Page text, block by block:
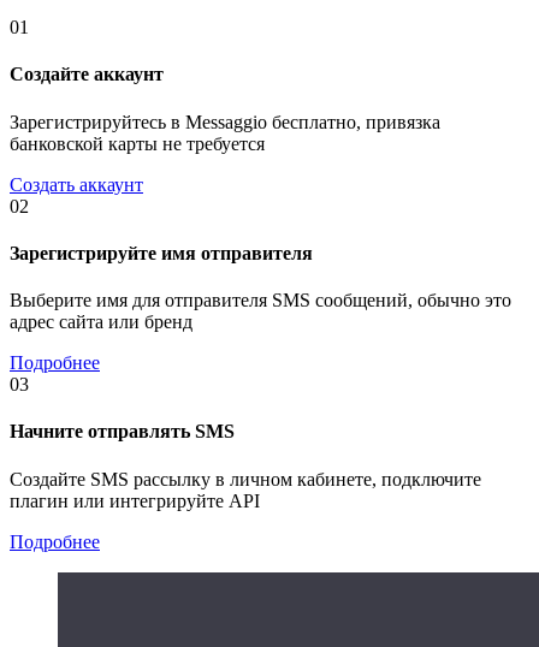
01
Создайте аккаунт
Зарегистрируйтесь в Messaggio бесплатно, привязка
банковской карты не требуется
Создать аккаунт
02
Зарегистрируйте имя отправителя
Выберите имя для отправителя SMS сообщений, обычно это
адрес сайта или бренд
Подробнее
03
Начните отправлять SMS
Создайте SMS рассылку в личном кабинете, подключите
плагин или интегрируйте API
Подробнее